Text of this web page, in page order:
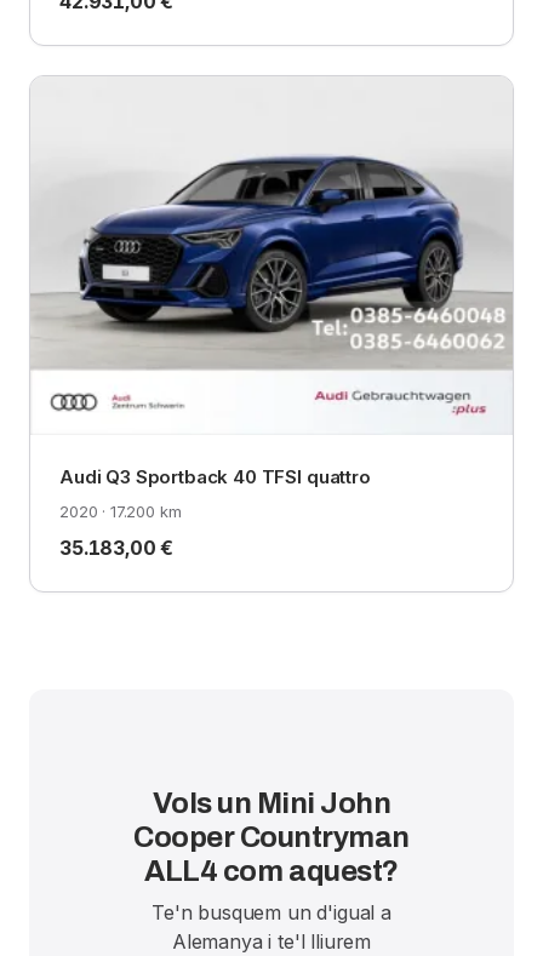
Audi Q3 Sportback 40 TFSI quattro
2020 · 17.200 km
35.183,00 €
Vols un Mini John
Cooper Countryman
ALL4 com aquest?
Te'n busquem un d'igual a
Alemanya i te'l lliurem